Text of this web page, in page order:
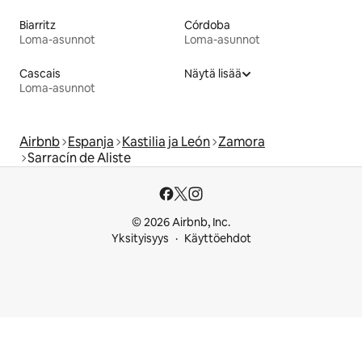
Biarritz
Loma-asunnot
Córdoba
Loma-asunnot
Cascais
Loma-asunnot
Näytä lisää
Airbnb Espanja Kastilia ja León Zamora
Sarracín de Aliste
© 2026 Airbnb, Inc.
Yksityisyys
Käyttöehdot